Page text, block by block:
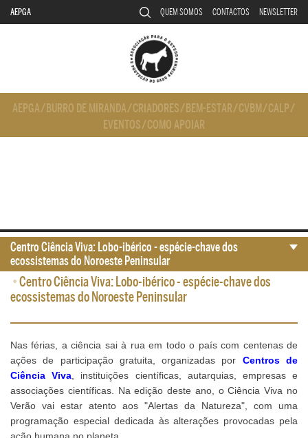
AEPGA QUEM SOMOS CONTACTOS NEWSLETTER
AEPGA/ BURRO DE MIRANDA/CRIADORES/ BEM-ESTAR/CVBM/CALP/
EVENTOS/COMO APOIAR
•Centro Ciência Viva: Lobo-ibérico - espécie-chave dos
ecossistemas do Noroeste Peninsular
Nas férias, a ciência sai à rua em todo o país com centenas de
ações de participação gratuita, organizadas por Centros de
Ciência Viva , instituições científicas, autarquias, empresas e
associações científicas. Na edição deste ano, o Ciência Viva no
Verão vai estar atento aos "Alertas da Natureza", com uma
programação especial dedicada às alterações provocadas pela
Centro Ciência Viva: Lobo-ibérico - espécie-chave dos
ecossistemas do Noroeste Peninsular